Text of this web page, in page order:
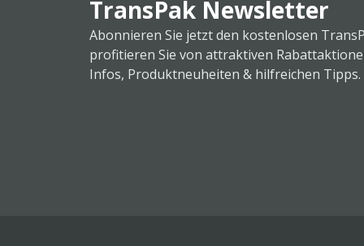
TransPak Newsletter
Abonnieren Sie jetzt den kostenlosen
profitieren Sie von attraktiven
Infos, Produktneuheiten & hilfreichen Tipps.